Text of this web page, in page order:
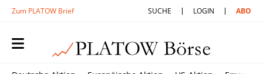
Zum PLATOW Brief SUCHE LOGIN ABO